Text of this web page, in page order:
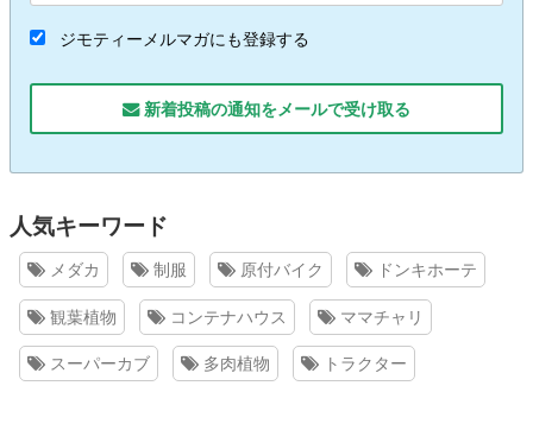
ジモティーメルマガにも登録する
新着投稿の通知をメールで受け取る
人気キーワード
メダカ 制服 原付バイク ドンキホーテ
観葉植物 コンテナハウス ママチャリ
スーパーカブ 多肉植物 トラクター